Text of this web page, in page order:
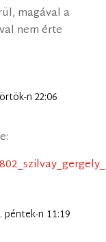
magával a
nem érte
n 22:06
péntek-n 11:19